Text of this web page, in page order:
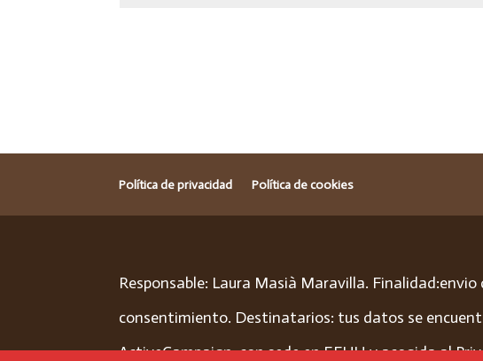
Política de privacidad Política de cookies
Responsable: Laura Masià Maravilla.
consentimiento. Destinatarios: tus datos se
ActiveCampaign, con sede en EEUU y acogida al